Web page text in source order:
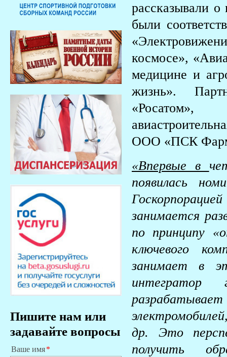
Пишите нам или
задавайте вопросы
Ваше имя
рассказывали
были
космосе»,
медицине и
жизнь».
«Росатом»,
ООО «ПСК
«Впервые в
появилась
занимается
по принципу
ключевого
занимает в
интегратор
др. Это
получить